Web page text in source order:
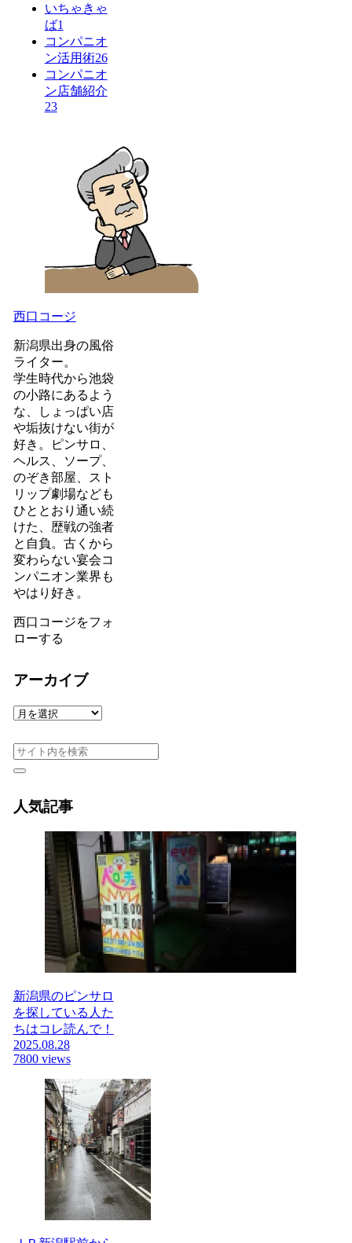
いちゃきゃ
ば1
コンパニオ
ン活用術26
コンパニオ
ン店舗紹介
23
西口コージ
新潟県出身の風俗
ライター。
学生時代から池袋
の小路にあるよう
な、しょっぱい店
や垢抜けない街が
好き。ピンサロ、
ヘルス、ソープ、
のぞき部屋、スト
リップ劇場なども
ひととおり通い続
けた、歴戦の強者
と自負。古くから
変わらない宴会コ
ンパニオン業界も
やはり好き。
西口コージをフォ
ローする
アーカイブ
ア
カ
イ
人気記事
新潟県のピンサロ
を探している人た
ちはコレ読んで！
2025.08.28
7800 views